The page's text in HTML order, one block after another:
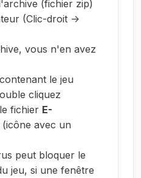
(fichier zip)
(Clic-droit ->
vous n'en avez
le jeu
cliquez
fichier E-
(icône avec un
peut bloquer le
jeu, si une fenêtre